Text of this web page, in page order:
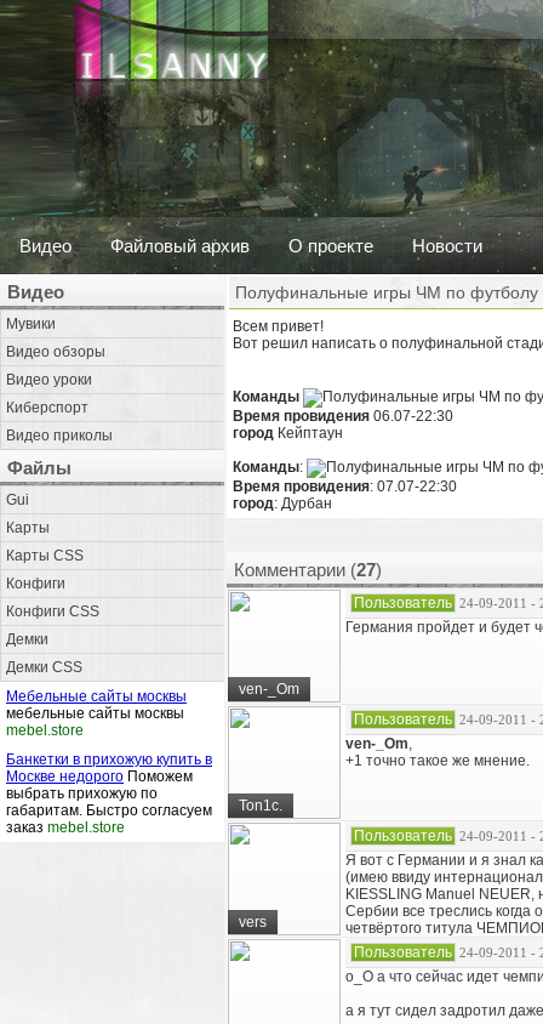
Видео Файловый архив О проекте Новости
Видео
Мувики
Видео обзоры
Видео уроки
Киберспорт
Видео приколы
Файлы
Gui
Карты
Карты CSS
Конфиги
Конфиги CSS
Демки
Демки CSS
Мебельные сайты москвы
мебельные сайты москвы
mebel.store
Банкетки в прихожую купить в
Москве недорого Поможем
выбрать прихожую по
габаритам. Быстро согласуем
заказ mebel.store
Полуфинальные игры ЧМ по
Всем привет!
Вот решил написать о полуфинальной
Команды
Время провидения 06.07-22:30
город Кейптаун
Команды:
Время провидения: 07.07-22:30
город: Дурбан
Комментарии (27)
ven-_Om
Пользователь 24-09-2011 -
Германия пройдет и будет
Ton1c.
Пользователь 24-09-2011 -
ven-_Om,
+1 точно такое же мнение.
vers
Пользователь 24-09-2011 -
Я вот с Германии и я знал
(имею ввиду
KIESSLING Manuel
Сербии все треслись когда
четвёртого титула
Пользователь 24-09-2011 -
о_О а что сейчас идет
а я тут сидел задротил